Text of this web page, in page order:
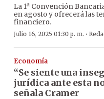
La 1ª Convención
en agosto y ofrecerá las
financiero.
Julio 16, 2025 01:30 p. m. ·
Economía
“Se siente una
jurídica ante esta
señala Cramer